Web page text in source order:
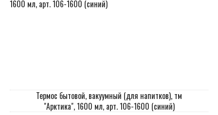
Термос бытовой, вакуумный (для напитков), тм
"Арктика", 1600 мл, арт. 106-1600 (синий)